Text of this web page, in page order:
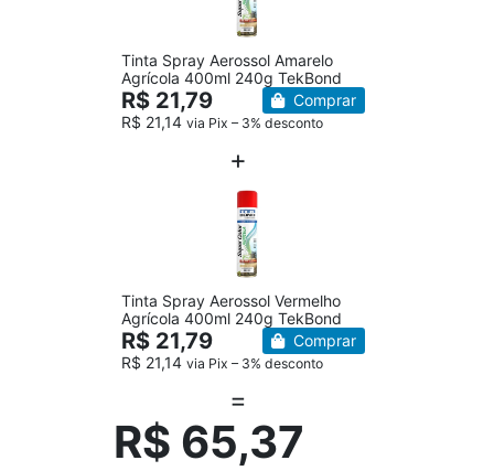
Tinta Spray Aerossol Amarelo
Agrícola 400ml 240g TekBond
R$ 21,79
R$ 21,14 via Pix – 3% desconto
Comprar
Tinta Spray Aerossol Vermelho
Agrícola 400ml 240g TekBond
R$ 21,79
R$ 21,14 via Pix – 3% desconto
Comprar
R$ 65,37